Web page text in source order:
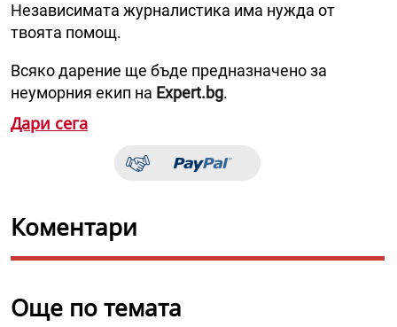
Независимата журналистика има нужда от
твоята помощ.
Всяко дарение ще бъде предназначено за
неуморния екип на Expert.bg.
Дари сега
Коментари
Още по темата